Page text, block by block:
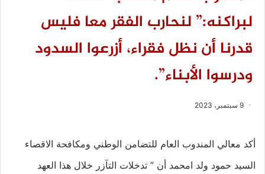
لبراكنه:” لنحارب الفقر معا فليس
قدرنا أن نظل فقراء، أزرعوا السدود
ودرسوا الأبناء”.
9 سبتمبر، 2023
أكد معالي المندوب العام للتضامن الوطني ومكافحة الاقصاء
السيد حمود ولد امحمد أن ” تدخلات التآزر خلال هذا العهد